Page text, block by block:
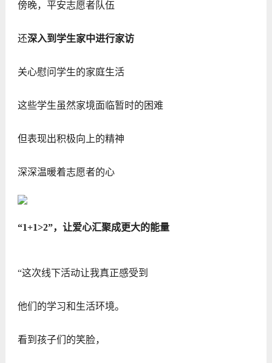
傍晚，平安志愿者队伍
还深入到学生家中进行家访
关心慰问学生的家庭生活
这些学生虽然家境面临暂时的困难
但表现出积极向上的精神
深深温暖着志愿者的心
“1+1>2”，让爱心汇聚成更大的能量
“这次线下活动让我真正感受到
他们的学习和生活环境。
看到孩子们的笑脸，